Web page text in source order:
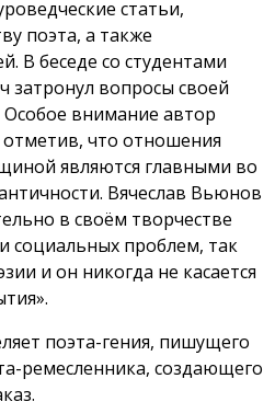
статьи,
поэта, а также
В беседе со студентами
затронул вопросы своей
Особое внимание автор
что отношения
являются главными во
Вячеслав Вьюнов
в своём творчестве
социальных проблем, так
и он никогда не касается
поэта-гения, пишущего
ремесленника, создающего